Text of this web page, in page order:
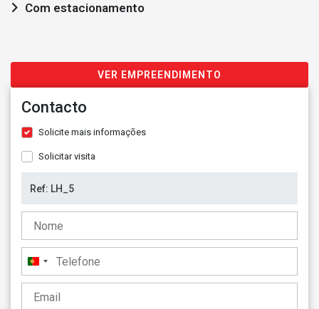
Com estacionamento
VER EMPREENDIMENTO
Contacto
Solicite mais informações
Solicitar visita
Portugal
+351